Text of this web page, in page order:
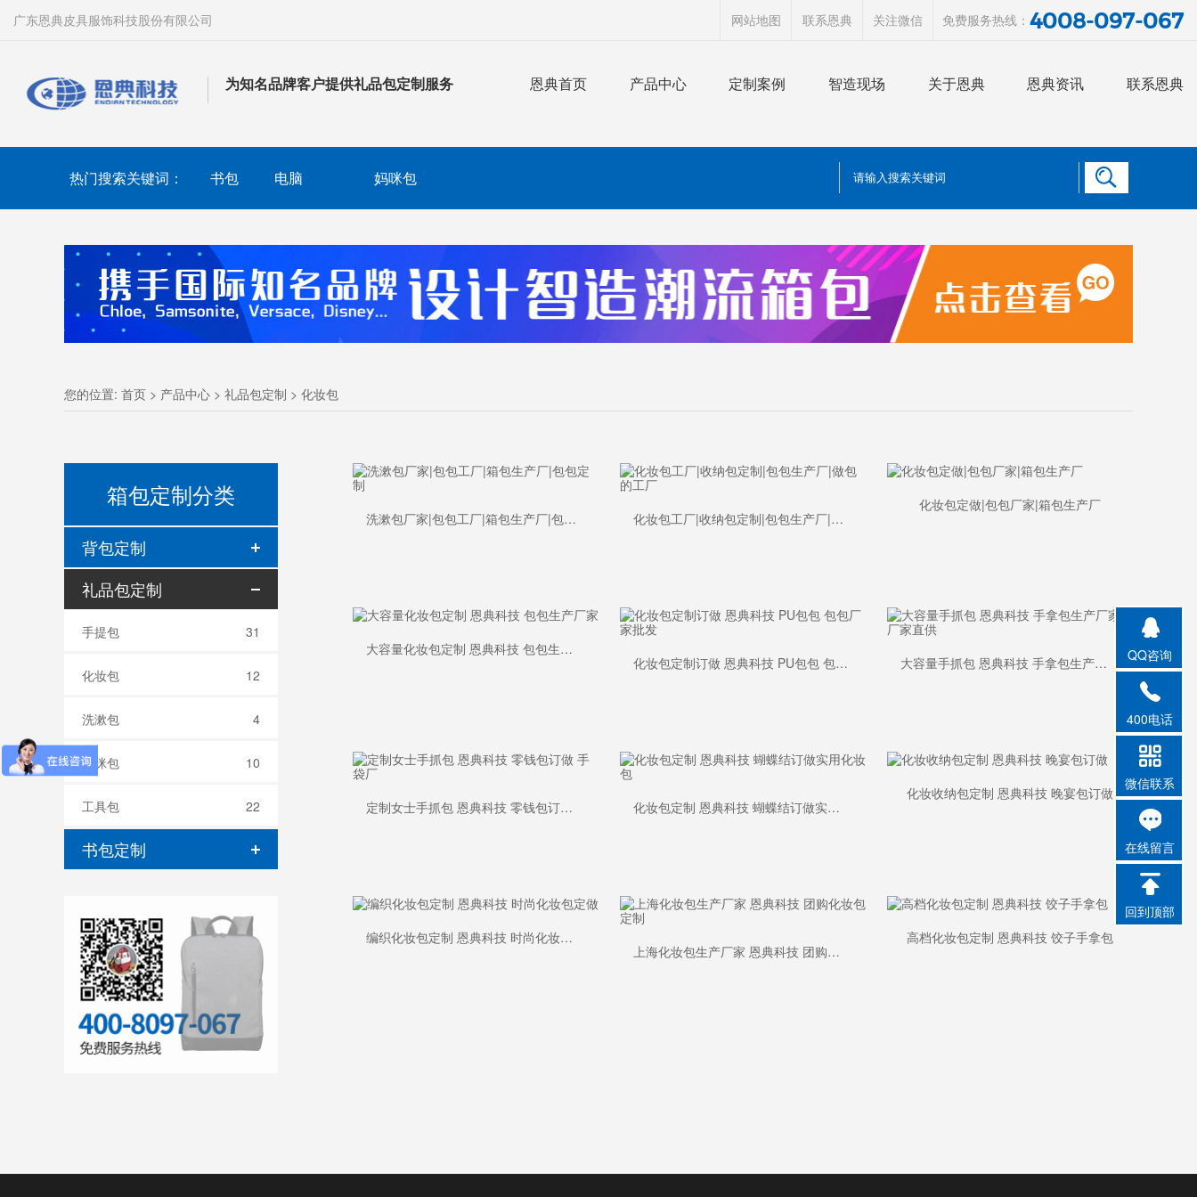
广东恩典皮具服饰科技股份有限公司 网站地图 联系恩典 关注微信 免费服务热线： 4008-097-067
为知名品牌客户提供礼品包定制服务 恩典首页 产品中心 定制案例 智造现场 关于恩典 恩典资讯 联系恩典
热门搜索关键词： 书包 电脑 妈咪包
您的位置: 首页 > 产品中心 > 礼品包定制 > 化妆包
箱包定制分类
背包定制
礼品包定制
手提包 31
化妆包 12
洗漱包 4
妈咪包 10
工具包 22
书包定制
洗漱包厂家|包包工厂|箱包生产厂|包包定制 化妆包工厂|收纳包定制|包包生产厂|做包的工厂
化妆包定做|包包厂家|箱包生产厂
大容量化妆包定制 恩典科技 包包生产厂家
化妆包定制订做 恩典科技 PU包包 包包厂家批发
大容量手抓包 恩典科技 手拿包生产厂家 厂家直供
定制女士手抓包 恩典科技 零钱包订做 手袋厂 化妆包定制 恩典科技 蝴蝶结订做实用化妆包
化妆收纳包定制 恩典科技 晚宴包订做
编织化妆包定制 恩典科技 时尚化妆包定做
上海化妆包生产厂家 恩典科技 团购化妆包定制
高档化妆包定制 恩典科技 饺子手拿包
QQ咨询
400电话
微信联系
在线留言
回到顶部